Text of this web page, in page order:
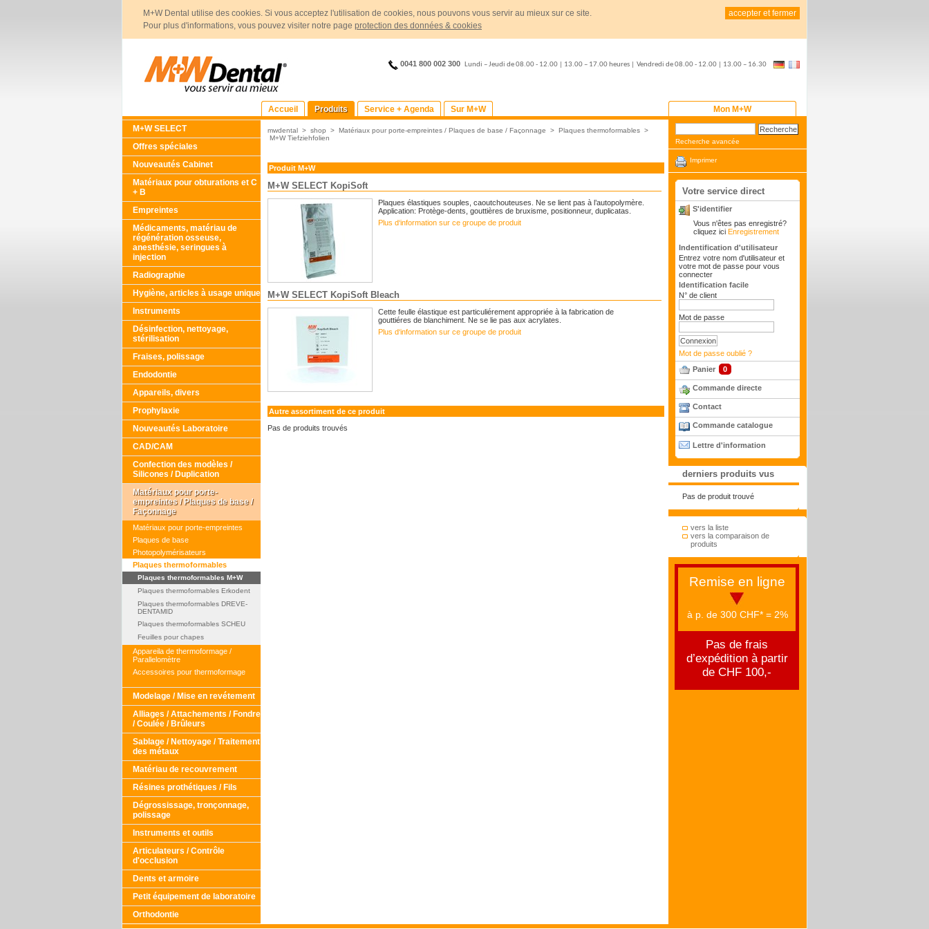
M+W Dental utilise des cookies. Si vous acceptez l'utilisation de cookies, nous pouvons vous servir au mieux sur ce site.
Pour plus d'informations, vous pouvez visiter notre page protection des données & cookies
accepter et fermer
0041 800 002 300 Lundi – Jeudi de 08.00 - 12.00 | 13.00 – 17.00 heures Vendredi de08.00 - 12.00 | 13.00 – 16.30
Accueil Produits Service + Agenda Sur M+W
Mon M+W
M+W SELECT
Offres spéciales
Nouveautés Cabinet
Matériaux pour obturations et C
+ B
Empreintes
Médicaments, matériau de
régénération osseuse,
anesthésie, seringues à
injection
Radiographie
Hygiène, articles à usage unique
Instruments
Désinfection, nettoyage,
stérilisation
Fraises, polissage
Endodontie
Appareils, divers
Prophylaxie
Nouveautés Laboratoire
CAD/CAM
Confection des modèles /
Silicones / Duplication
Matériaux pour porte-
empreintes / Plaques de base /
Façonnage
Matériaux pour porte-empreintes
Plaques de base
Photopolymérisateurs
Plaques thermoformables
Plaques thermoformables M+W
Plaques thermoformables Erkodent
Plaques thermoformables DREVE-
DENTAMID
Plaques thermoformables SCHEU
Feuilles pour chapes
Appareila de thermoformage /
Parallelomètre
Accessoires pour thermoformage
Modelage / Mise en revétement
Alliages / Attachements / Fondre
/ Coulée / Brûleurs
Sablage / Nettoyage / Traitement
des métaux
Matériau de recouvrement
Résines prothétiques / Fils
Dégrossissage, tronçonnage,
polissage
Instruments et outils
Articulateurs / Contrôle
d'occlusion
Dents et armoire
Petit équipement de laboratoire
Orthodontie
mwdental > shop > Matériaux pour porte-empreintes / Plaques de base / Façonnage > Plaques thermoformables >
M+W Tiefziehfolien
Produit M+W
M+W SELECT KopiSoft
Plaques élastiques souples, caoutchouteuses. Ne se lient pas à l’autopolymère.
Application: Protège-dents, gouttières de bruxisme, positionneur, duplicatas.
Plus d‘information sur ce groupe de produit
M+W SELECT KopiSoft Bleach
Cette feulle élastique est particuliérement appropriée à la fabrication de
gouttiéres de blanchiment. Ne se lie pas aux acrylates.
Plus d‘information sur ce groupe de produit
Autre assortiment de ce produit
Pas de produits trouvés
Recherche avancée
Imprimer
Votre service direct
S'identifier
Vous n'êtes pas enregistré?
cliquez ici Enregistrement
Indentification d'utilisateur
Entrez votre nom d'utilisateur et
votre mot de passe pour vous
connecter
Identification facile
N° de client
Mot de passe
Mot de passe oublié ?
Panier
0
Commande directe
Contact
Commande catalogue
Lettre d'information
derniers produits vus
Pas de produit trouvé
vers la liste
vers la comparaison de
produits
Remise en ligne
à p. de 300 CHF* = 2%
Pas de frais
d’expédition à partir
de CHF 100,-